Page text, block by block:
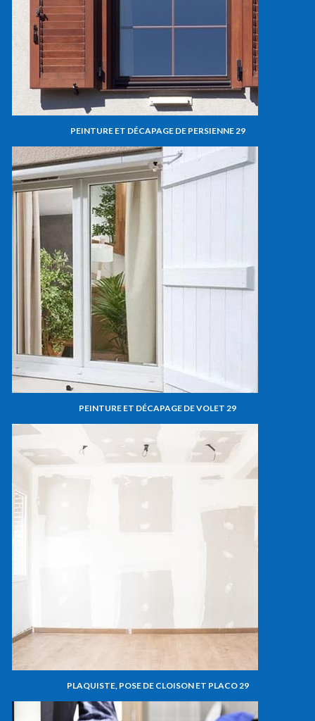
PEINTURE ET DÉCAPAGE DE PERSIENNE 29
PEINTURE ET DÉCAPAGE DE VOLET 29
PLAQUISTE, POSE DE CLOISON ET PLACO 29